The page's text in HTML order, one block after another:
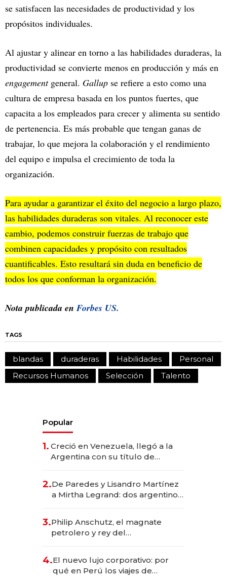
se satisfacen las necesidades de productividad y los
propósitos individuales.
Al ajustar y alinear en torno a las habilidades duraderas, la
productividad se convierte menos en producción y más en
engagementgeneral. Gallup se refiere a esto como una
cultura de empresa basada en los puntos fuertes, que
capacita a los empleados para crecer y alimenta su sentido
de pertenencia. Es más probable que tengan ganas de
trabajar, lo que mejora la colaboración y el rendimiento
del equipo e impulsa el crecimiento de toda la
organización.
Para ayudar a garantizar el éxito del negocio a largo plazo,
las habilidades duraderas son vitales. Al reconocer este
cambio, podemos construir fuerzas de trabajo que
combinen capacidades y propósito con resultados
cuantificables. Esto resultará sin duda en beneficio de
todos los que conforman la organización.
Nota publicada en Forbes US.
TAGS
blandas duraderas Habilidades
Personal
Recursos Humanos
Selección Talento
Popular
1. Creció en Venezuela, llegó a la
Argentina con su título de
las marcas "fast premium"
2.De Paredes y Lisandro Martínez
a Mirtha Legrand: dos argentinos
3.Philip Anschutz, el magnate
petrolero y rey del
Fénix
4.El nuevo lujo corporativo: por
qué en Perú los viajes de